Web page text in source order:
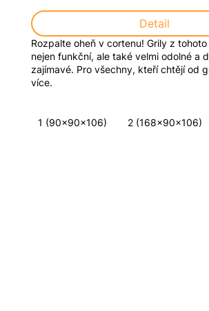
Detail
Rozpalte oheň v cortenu! Grily z tohoto
nejen funkční, ale také velmi odolné a
zajímavé. Pro všechny, kteří chtějí od
více.
1 (90x90x106) 2 (168x90x106)